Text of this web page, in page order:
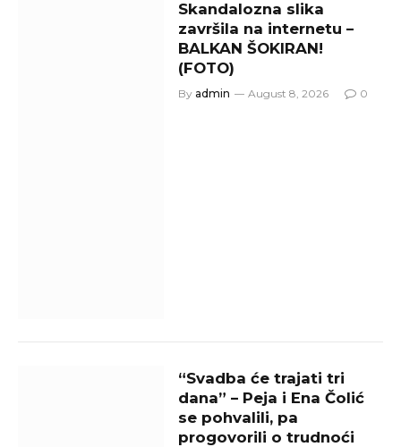
Skandalozna slika
završila na internetu –
BALKAN ŠOKIRAN!
(FOTO)
By admin August 8, 2026 0
“Svadba će trajati tri
dana” – Peja i Ena Čolić
se pohvalili, pa
progovorili o trudnoći